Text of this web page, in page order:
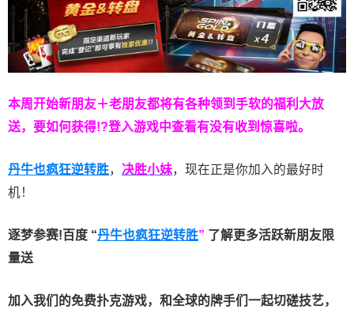
本周开始新朋友＋老朋友都将有各种领到手软的福利大放
送，要如何获得!?登入游戏中查看有没有收到惊喜啦。
丹牛也疯狂逆转胜， 决胜小妹，现在正是你加入的最好时
机！
逐梦参赛!百度 “丹牛也疯狂逆转胜” 了解更多活跃新朋友限
量送
加入我们的免费扑克游戏，和全球的牌手们一起切磋技艺，